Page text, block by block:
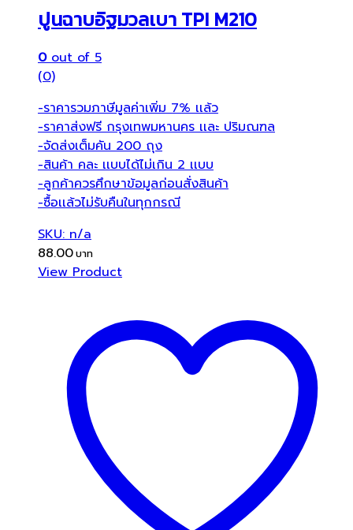
ปูนฉาบอิฐมวลเบา TPI M210
0out of 5
(0)
-ราคารวมภาษีมูลค่าเพิ่ม 7% เเล้ว
-ราคาส่งฟรี กรุงเทพมหานคร เเละ ปริมณฑล
-จัดส่งเต็มคัน 200 ถุง
-สินค้า คละ เเบบได้ไม่เกิน 2 เเบบ
-ลูกค้าควรศึกษาข้อมูลก่อนสั่งสินค้า
-ซื้อเเล้วไม่รับคืนในทุกกรณี
SKU: n/a
88.00
View Product